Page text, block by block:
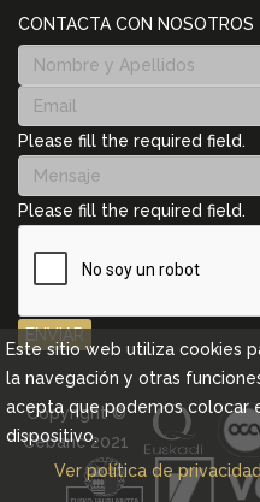
CONTACTA CON NOSOTROS
Please fill the required field.
Please fill the required field.
ENVIAR
Copyright ©
Cebanc 2021
Este sitio web utiliza cookies
la navegación y otras
acepta que podemos colocar
dispositivo.
Ver política de